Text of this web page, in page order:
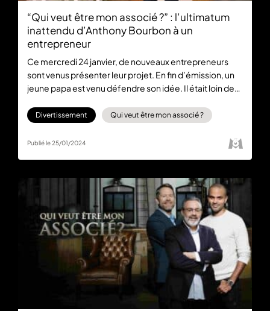
“Qui veut être mon associé ?” : l’ultimatum
inattendu d’Anthony Bourbon à un
entrepreneur
Ce mercredi 24 janvier, de nouveaux entrepreneurs
sont venus présenter leur projet. En fin d’émission, un
jeune papa est venu défendre son idée. Il était loin de
le replay de “Qui veut être mon associée ?”
Divertissement Qui veut être mon associé ?
Publié le 25/01/2024